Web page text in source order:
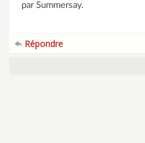
par Summersay.
Répondre